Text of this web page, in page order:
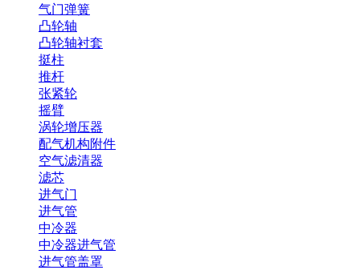
气门弹簧
凸轮轴
凸轮轴衬套
挺柱
推杆
张紧轮
摇臂
涡轮增压器
配气机构附件
空气滤清器
滤芯
进气门
进气管
中冷器
中冷器进气管
进气管盖罩